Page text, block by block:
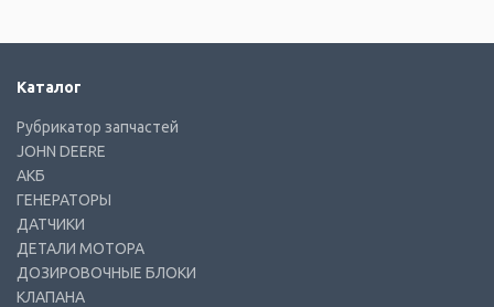
Каталог
Рубрикатор запчастей
JOHN DEERE
АКБ
ГЕНЕРАТОРЫ
ДАТЧИКИ
ДЕТАЛИ МОТОРА
ДОЗИРОВОЧНЫЕ БЛОКИ
КЛАПАНА